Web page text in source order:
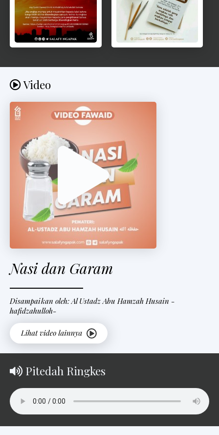
Video
Nasi dan Garam
Disampaikan oleh: Al Ustadz Abu Hamzah Husain -
hafidzahulloh-
Pitedah Ringkes